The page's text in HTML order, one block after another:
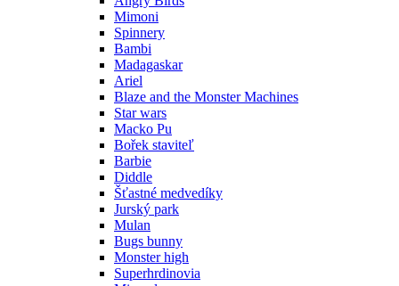
Mimoni
Spinnery
Bambi
Madagaskar
Ariel
Blaze and the Monster Machines
Star wars
Macko Pu
Bořek staviteľ
Barbie
Diddle
Šťastné medvedíky
Jurský park
Mulan
Bugs bunny
Monster high
Superhrdinovia